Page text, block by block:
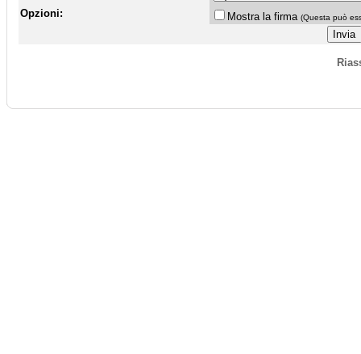
Opzioni: Mostra la firma (Questa può